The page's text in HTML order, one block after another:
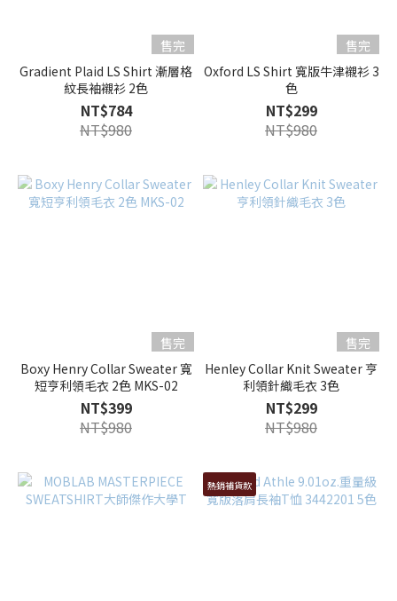
售完
Gradient Plaid LS Shirt 漸層格
紋長袖襯衫 2色
NT$784
NT$980
售完
Oxford LS Shirt 寬版牛津襯衫 3
色
NT$299
NT$980
售完
Boxy Henry Collar Sweater 寬
短亨利領毛衣 2色 MKS-02
NT$399
NT$980
售完
Henley Collar Knit Sweater 亨
利領針織毛衣 3色
NT$299
NT$980
熱銷補貨款